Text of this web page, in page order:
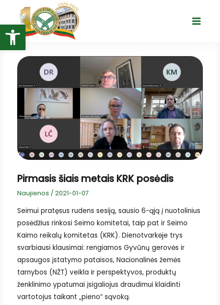
Open toolbar
turinio
Main
Pirmasis šiais metais KRK posėdis
Naujienos / 2021-01-07
Seimui pratęsus rudens sesiją, sausio 6-ąją į nuotolinius
posėdžius rinkosi Seimo komitetai, taip pat ir Seimo
Kaimo reikalų komitetas (KRK). Dienotvarkėje trys
svarbiausi klausimai: rengiamos Gyvūnų gerovės ir
apsaugos įstatymo pataisos, Nacionalinės žemės
tarnybos (NŽT) veikla ir perspektyvos, produktų
ženklinimo ypatumai įsigaliojus draudimui klaidinti
vartotojus taikant „pieno“ sąvoką.